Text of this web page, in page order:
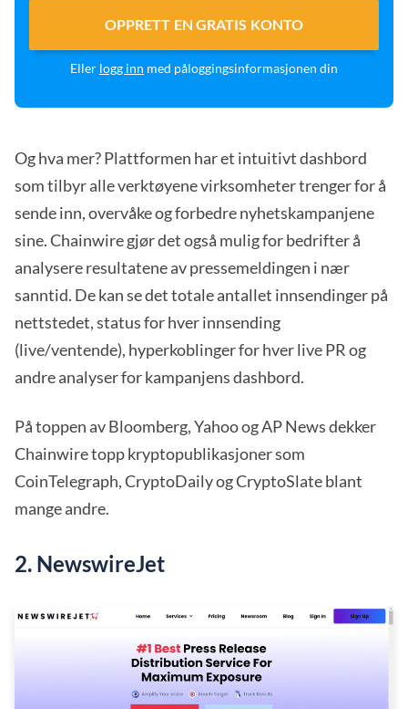
OPPRETT EN GRATIS KONTO
Eller logg inn med påloggingsinformasjonen din
Og hva mer? Plattformen har et intuitivt dashbord
som tilbyr alle verktøyene virksomheter trenger for å
sende inn, overvåke og forbedre nyhetskampanjene
sine. Chainwire gjør det også mulig for bedrifter å
analysere resultatene av pressemeldingen i nær
sanntid. De kan se det totale antallet innsendinger på
nettstedet, status for hver innsending
(live/ventende), hyperkoblinger for hver live PR og
andre analyser for kampanjens dashbord.
På toppen av Bloomberg, Yahoo og AP News dekker
Chainwire topp kryptopublikasjoner som
CoinTelegraph, CryptoDaily og CryptoSlate blant
mange andre.
2. NewswireJet